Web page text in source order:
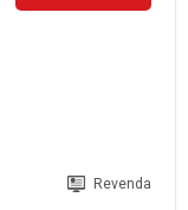
Revenda